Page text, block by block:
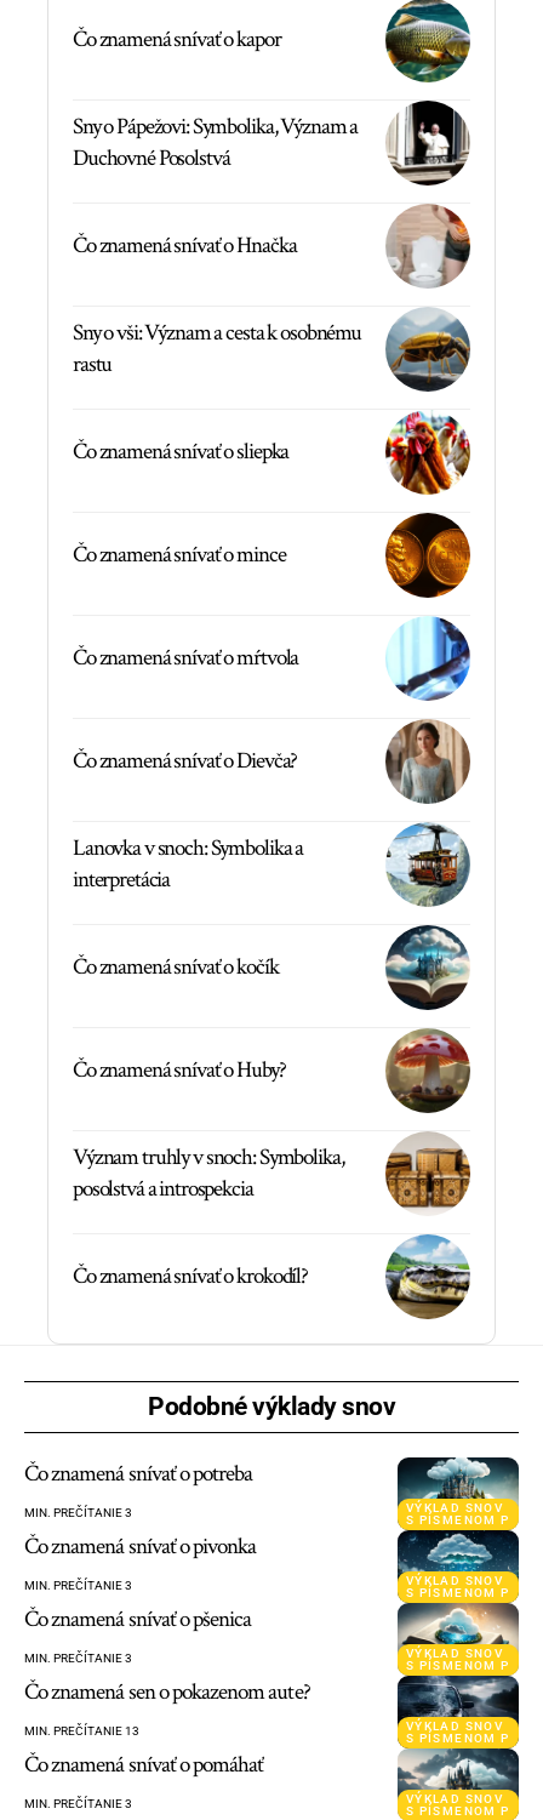
Čo znamená snívať o kapor
Sny o Pápežovi: Symbolika, Význam a
Duchovné Posolstvá
Čo znamená snívať o Hnačka
Sny o vši: Význam a cesta k osobnému
rastu
Čo znamená snívať o sliepka
Čo znamená snívať o mince
Čo znamená snívať o mŕtvola
Čo znamená snívať o Dievča?
Lanovka v snoch: Symbolika a
interpretácia
Čo znamená snívať o kočík
Čo znamená snívať o Huby?
Význam truhly v snoch: Symbolika,
posolstvá a introspekcia
Čo znamená snívať o krokodíl?
Podobné výklady snov
VÝKLAD SNOV
S PÍSMENOM P
Čo znamená snívať o potreba
MIN. PREČÍTANIE 3
VÝKLAD SNOV
S PÍSMENOM P
Čo znamená snívať o pivonka
MIN. PREČÍTANIE 3
VÝKLAD SNOV
S PÍSMENOM P
Čo znamená snívať o pšenica
MIN. PREČÍTANIE 3
VÝKLAD SNOV
S PÍSMENOM P
Čo znamená sen o pokazenom aute?
MIN. PREČÍTANIE 13
VÝKLAD SNOV
S PÍSMENOM P
Čo znamená snívať o pomáhať
MIN. PREČÍTANIE 3